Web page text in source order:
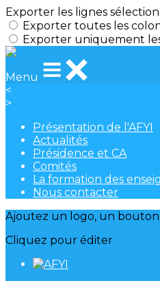
Exporter les lignes
Exporter toutes les
Exporter uniquement
Menu
<
>
Présentation de l'AFYI
Actualités
Présidence et CA
Comités
La formation des
Nous contacter
Ajoutez un logo, un
Cliquez pour éditer